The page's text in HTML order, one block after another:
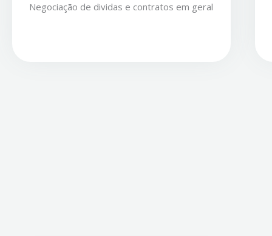
Negociação de dividas e contratos em geral